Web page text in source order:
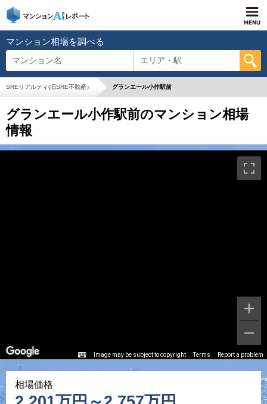
マンション相場を調べる
マンション名 エリア・駅
SREリアルティ(旧SRE不動産） グランエール小作駅前
グランエール小作駅前のマンション相場
情報
相場価格
Image may be subject to copyright Terms Report a problem